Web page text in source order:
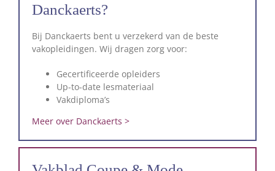
Danckaerts?
Bij Danckaerts bent u verzekerd van de beste
vakopleidingen. Wij dragen zorg voor:
Gecertificeerde opleiders
Up-to-date lesmateriaal
Vakdiploma’s
Meer over Danckaerts >